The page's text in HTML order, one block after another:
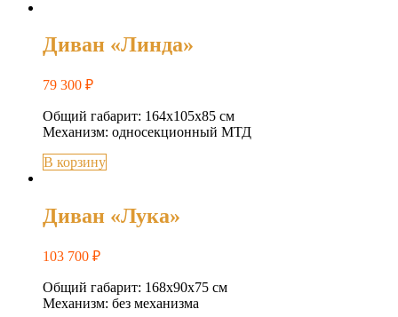
Диван «Линда»
79 300 ₽
Общий габарит: 164х105х85 см
Механизм: односекционный МТД
В корзину
Диван «Лука»
103 700 ₽
Общий габарит: 168х90х75 см
Механизм: без механизма